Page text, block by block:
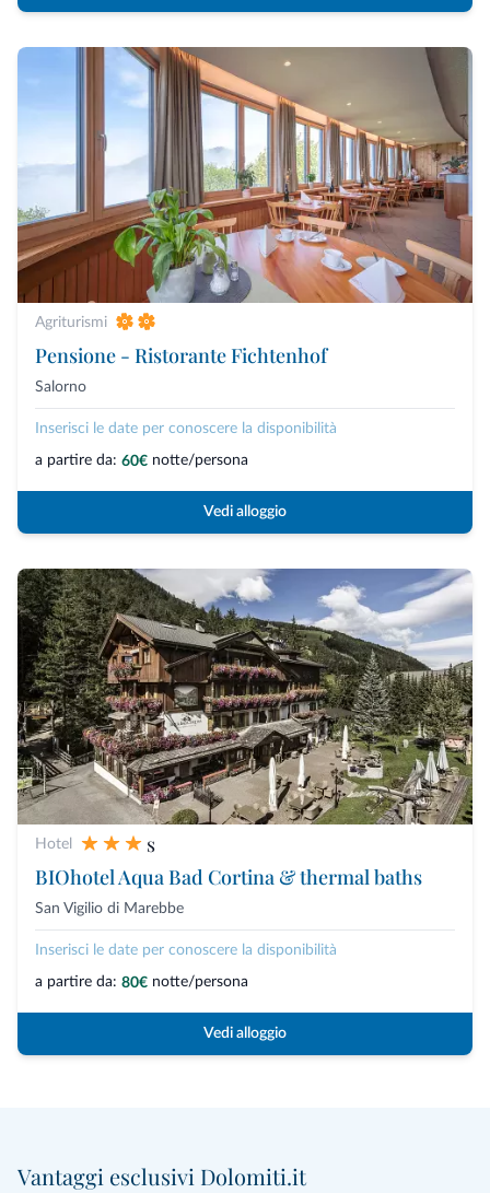
Agriturismi
Pensione - Ristorante Fichtenhof
Salorno
Inserisci le date per conoscere la disponibilità
a partire da: 60€ notte/persona
Vedi alloggio
Hotel
s
BIOhotel Aqua Bad Cortina & thermal baths
San Vigilio di Marebbe
Inserisci le date per conoscere la disponibilità
a partire da: 80€ notte/persona
Vedi alloggio
Vantaggi esclusivi Dolomiti.it